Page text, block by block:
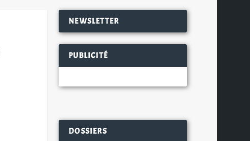
NEWSLETTER
PUBLICITÉ
DOSSIERS